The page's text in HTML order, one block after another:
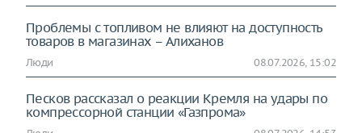
Проблемы с топливом не влияют на доступность
товаров в магазинах – Алиханов
Люди 08.07.2026, 15:02
Песков рассказал о реакции Кремля на удары по
компрессорной станции «Газпрома»